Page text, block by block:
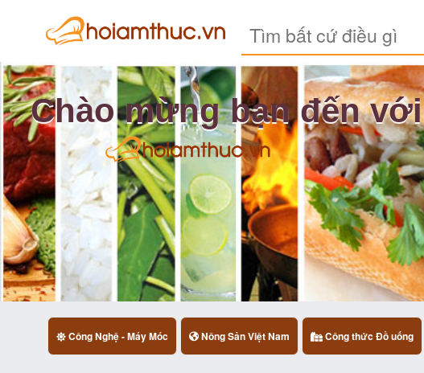
Chào mừng bạn đến với
Công Nghệ - Máy Móc Nông Sản Việt Nam Công thức Đồ uống